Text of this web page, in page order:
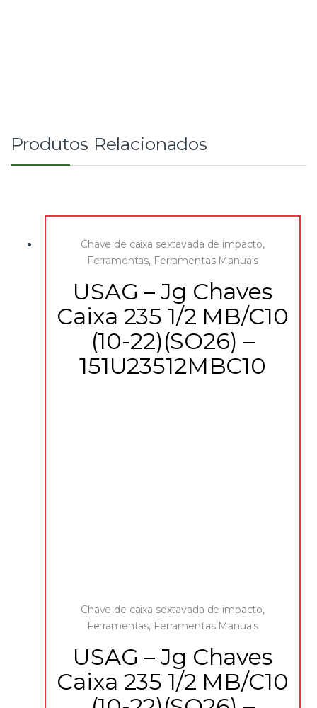
Produtos Relacionados
Chave de caixa sextavada de impacto,
Ferramentas, Ferramentas Manuais
USAG – Jg Chaves
Caixa 235 1/2 MB/C10
(10-22)(SO26) –
151U23512MBC10
Chave de caixa sextavada de impacto,
Ferramentas, Ferramentas Manuais
USAG – Jg Chaves
Caixa 235 1/2 MB/C10